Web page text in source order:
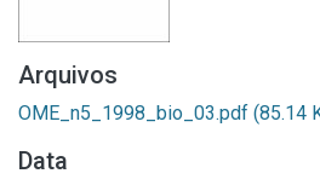
Arquivos
OME_n5_1998_bio_03.pdf (85.14
Data